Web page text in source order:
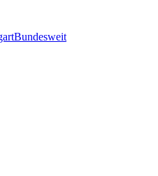
Bundesweit